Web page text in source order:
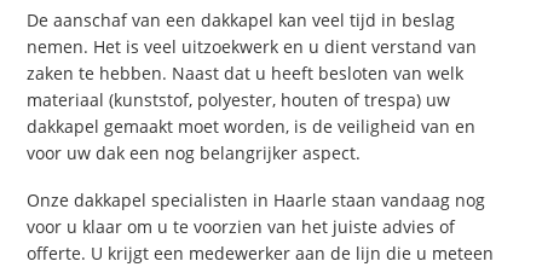
De aanschaf van een dakkapel kan veel tijd in beslag
nemen. Het is veel uitzoekwerk en u dient verstand van
zaken te hebben. Naast dat u heeft besloten van welk
materiaal (kunststof, polyester, houten of trespa) uw
dakkapel gemaakt moet worden, is de veiligheid van en
voor uw dak een nog belangrijker aspect.
Onze dakkapel specialisten in Haarle staan vandaag nog
voor u klaar om u te voorzien van het juiste advies of
offerte. U krijgt een medewerker aan de lijn die u meteen